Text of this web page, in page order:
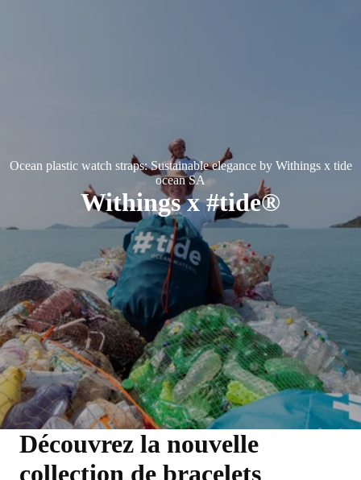
Ocean plastic watch straps: Sustainable elegance by Withings x tide
ocean SA
Withings x #tide®
Découvrez la nouvelle
collection de bracelets